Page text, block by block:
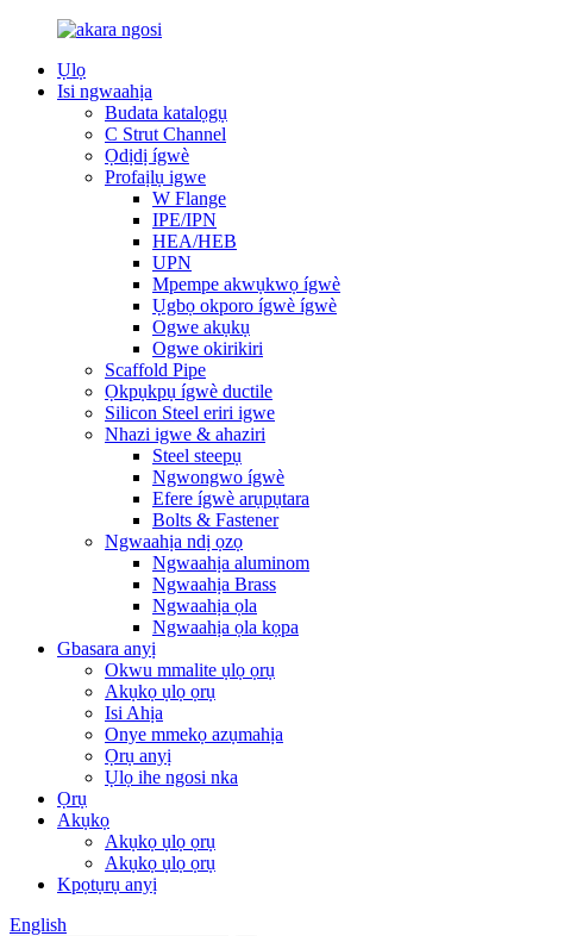
Ụlọ
Isi ngwaahịa
Budata katalọgụ
C Strut Channel
Ọdịdị ígwè
Profaịlụ igwe
W Flange
IPE/IPN
HEA/HEB
UPN
Mpempe akwụkwọ ígwè
Ụgbọ okporo ígwè ígwè
Ogwe akụkụ
Ogwe okirikiri
Scaffold Pipe
Ọkpụkpụ ígwè ductile
Silicon Steel eriri igwe
Nhazi igwe & ahaziri
Steel steepụ
Ngwongwo ígwè
Efere ígwè arụpụtara
Bolts & Fastener
Ngwaahịa ndị ọzọ
Ngwaahịa aluminom
Ngwaahịa Brass
Ngwaahịa ọla
Ngwaahịa ọla kọpa
Gbasara anyị
Okwu mmalite ụlọ ọrụ
Akụkọ ụlọ ọrụ
Isi Ahịa
Onye mmekọ azụmahịa
Ọrụ anyị
Ụlọ ihe ngosi nka
Ọrụ
Akụkọ
Akụkọ ụlọ ọrụ
Akụkọ ụlọ ọrụ
Kpọtụrụ anyị
English